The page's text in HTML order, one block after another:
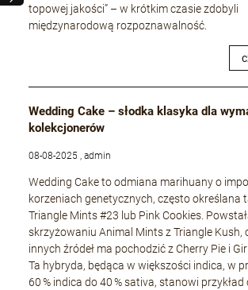
topowej jakości” – w krótkim czasie zdobyli
międzynarodową rozpoznawalność.
Wedding Cake – słodka klasyka dla
kolekcjonerów
08-08-2025 , admin
Wedding Cake to odmiana marihuany o
korzeniach genetycznych, często określana
Triangle Mints #23 lub Pink Cookies.
skrzyżowaniu Animal Mints z Triangle Kush,
innych źródeł ma pochodzić z Cherry Pie i
Ta hybryda, będąca w większości indica, w
60 % indica do 40 % sativa, stanowi